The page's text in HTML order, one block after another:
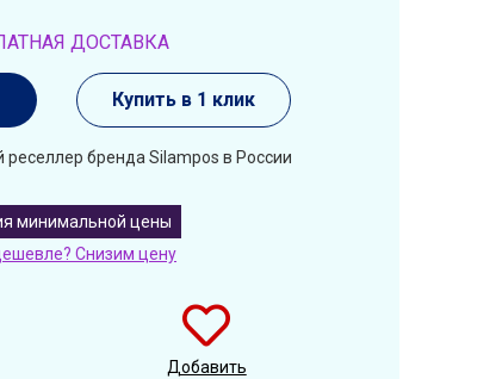
ДОСТАВКА
Купить в 1 клик
бренда Silampos в России
минимальной цены
Снизим цену
Добавить